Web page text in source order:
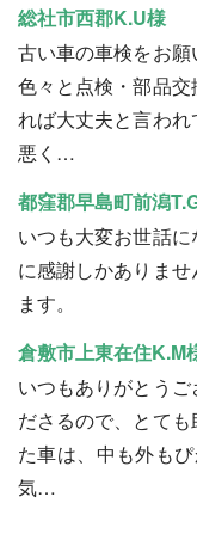
総社市西郡K.U様
古い車の車検をお
色々と点検・部品
れば大丈夫と言わ
悪く…
都窪郡早島町前潟
いつも大変お世話
に感謝しかありま
ます。
倉敷市上東在住K.M
いつもありがとう
ださるので、とて
た車は、中も外も
気…